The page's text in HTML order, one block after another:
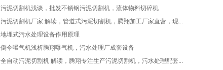
污泥切割机浅谈，批发不锈钢污泥切割机，流体物料切碎机
污泥切割机厂家 解读，管道式污泥切割机，腾翔加工厂家直营，现...
地埋式污水处理设备作用原理
倒伞曝气机浅析腾翔曝气机，污水处理厂成套设备
全自动污泥切割机 解读，腾翔专注生产污泥切割机，污水处理配套...